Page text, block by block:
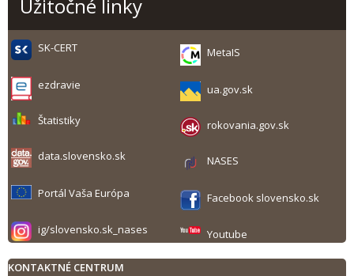
Užitočné linky
SK-CERT MetaIS
ezdravie ua.gov.sk
Štatistiky rokovania.gov.sk
data.slovensko.sk NASES
Portál Vaša Európa Facebook slovensko.sk
ig/slovensko.sk_nases Youtube
KONTAKTNÉ CENTRUM